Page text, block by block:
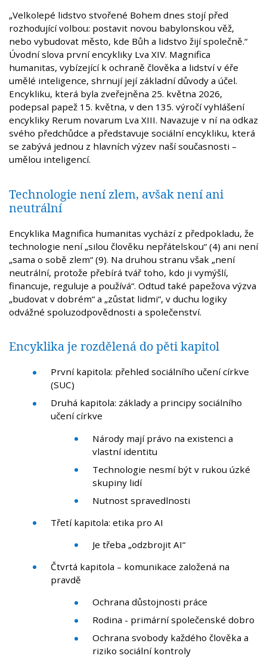
„Velkolepé lidstvo stvořené Bohem dnes stojí před
rozhodující volbou: postavit novou babylonskou věž,
nebo vybudovat město, kde Bůh a lidstvo žijí společně.“
Úvodní slova první encykliky Lva XIV. Magnifica
humanitas, vybízející k ochraně člověka a lidství v éře
umělé inteligence, shrnují její základní důvody a účel.
Encykliku, která byla zveřejněna 25. května 2026,
podepsal papež 15. května, v den 135. výročí vyhlášení
encykliky Rerum novarum Lva XIII. Navazuje v ní na odkaz
svého předchůdce a představuje sociální encykliku, která
se zabývá jednou z hlavních výzev naší současnosti –
umělou inteligencí.
Technologie není zlem, avšak není ani
neutrální
Encyklika Magnifica humanitas vychází z předpokladu, že
technologie není „silou člověku nepřátelskou“ (4) ani není
„sama o sobě zlem“ (9). Na druhou stranu však „není
neutrální, protože přebírá tvář toho, kdo ji vymýšlí,
financuje, reguluje a používá“. Odtud také papežova výzva
„budovat v dobrém“ a „zůstat lidmi“, v duchu logiky
odvážné spoluzodpovědnosti a společenství.
Encyklika je rozdělená do pěti kapitol
První kapitola: přehled sociálního učení církve
(SUC)
Druhá kapitola: základy a principy sociálního
učení církve
Národy mají právo na existenci a
vlastní identitu
Technologie nesmí být v rukou úzké
skupiny lidí
Nutnost spravedlnosti
Třetí kapitola: etika pro AI
Je třeba „odzbrojit AI“
Čtvrtá kapitola – komunikace založená na
pravdě
Ochrana důstojnosti práce
Rodina - primární společenské dobro
Ochrana svobody každého člověka a
riziko sociální kontroly